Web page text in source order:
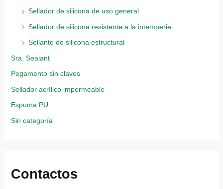
Sellador de silicona de uso general
Sellador de silicona resistente a la intemperie
Sellante de silicona estructural
Sra. Sealant
Pegamento sin clavos
Sellador acrílico impermeable
Espuma PU
Sin categoría
Contactos